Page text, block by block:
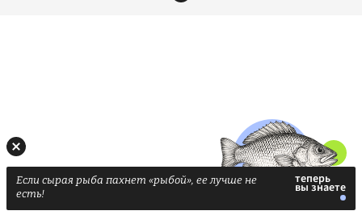
Если сырая рыба пахнет «рыбой», ее лучше не
есть!